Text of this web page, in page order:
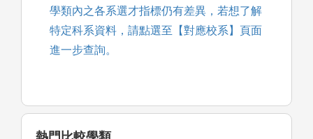
學類內之各系選才指標仍有差異，若想了解
特定科系資料，請點選至【對應校系】頁面
進一步查詢。